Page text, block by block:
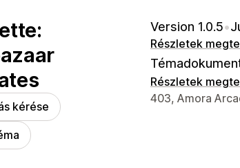
kérése
Version 1.0.5•
Részletek
Részletek
Dizájner
403, Amora